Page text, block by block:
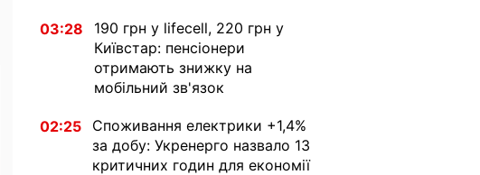
03:28
190 грн у lifecell, 220 грн у
Київстар: пенсіонери
отримають знижку на
мобільний зв'язок
02:25
Споживання електрики +1,4%
за добу: Укренерго назвало 13
критичних годин для економії